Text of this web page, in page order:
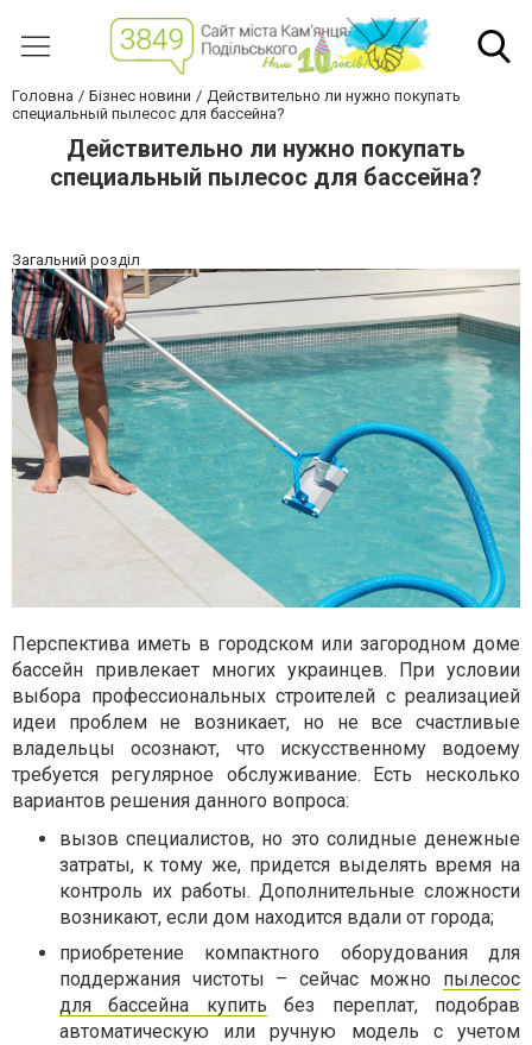
Головна Бізнес новини
Действительно ли нужно покупать
специальный пылесос для бассейна?
Действительно ли нужно покупать
специальный пылесос для бассейна?
Загальний розділ
Перспектива иметь в городском или загородном доме
бассейн привлекает многих украинцев. При условии
выбора профессиональных строителей с реализацией
идеи проблем не возникает, но не все счастливые
владельцы осознают, что искусственному водоему
требуется регулярное обслуживание. Есть несколько
вариантов решения данного вопроса:
вызов специалистов, но это солидные денежные
затраты, к тому же, придется выделять время на
контроль их работы. Дополнительные сложности
возникают, если дом находится вдали от города;
приобретение компактного оборудования для
поддержания чистоты – сейчас можно пылесос
для бассейна купить без переплат, подобрав
автоматическую или ручную модель с учетом